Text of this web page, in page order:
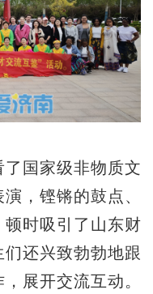
国家级非物质文
，铿锵的鼓点、
时吸引了山东财
还兴致勃勃地跟
展开交流互动。